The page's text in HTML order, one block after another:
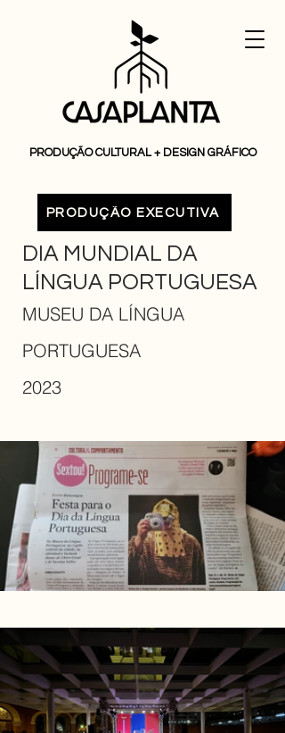
PRODUÇÃO CULTURAL + DESIGN GRÁFICO
PRODUÇÃO EXECUTIVA
DIA MUNDIAL DA
LÍNGUA PORTUGUESA
MUSEU DA LÍNGUA
PORTUGUESA
2023